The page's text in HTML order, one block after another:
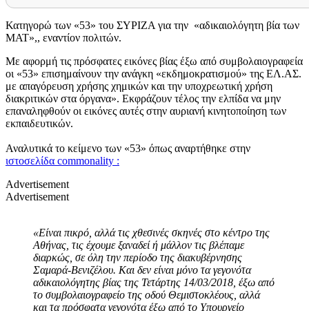
Κατηγορώ των «53» του ΣΥΡΙΖΑ για την «αδικαιολόγητη βία των
ΜΑΤ»,, εναντίον πολιτών.
Με αφορμή τις πρόσφατες εικόνες βίας έξω από συμβολαιογραφεία
οι «53» επισημαίνουν την ανάγκη «εκδημοκρατισμού» της ΕΛ.ΑΣ.
με απαγόρευση χρήσης χημικών και την υποχρεωτική χρήση
διακριτικών στα όργανα». Εκφράζουν τέλος την ελπίδα να μην
επαναληφθούν οι εικόνες αυτές στην αυριανή κινητοποίηση των
εκπαιδευτικών.
Αναλυτικά το κείμενο των «53» όπως αναρτήθηκε στην
ιστοσελίδα commonality :
Advertisement
Advertisement
«Eίναι πικρό, αλλά τις χθεσινές σκηνές στο κέντρο της
Αθήνας, τις έχουμε ξαναδεί ή μάλλον τις βλέπαμε
διαρκώς, σε όλη την περίοδο της διακυβέρνησης
Σαμαρά-Βενιζέλου. Και δεν είναι μόνο τα γεγονότα
αδικαιολόγητης βίας της Τετάρτης 14/03/2018, έξω από
το συμβολαιογραφείο της οδού Θεμιστοκλέους, αλλά
και τα πρόσφατα γεγονότα έξω από το Υπουργείο